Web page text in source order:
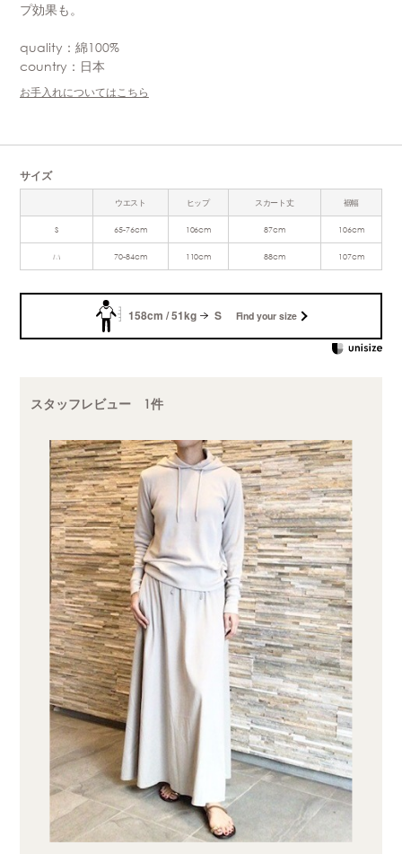
プ効果も。
quality：綿100%
country：日本
お手入れについてはこちら
サイズ
ウエスト ヒップ スカート丈 裾幅
S 65-76cm 106cm 87cm 106cm
M 70-84cm 110cm 88cm 107cm
158cm / 51kg S Find your size
スタッフレビュー 1件